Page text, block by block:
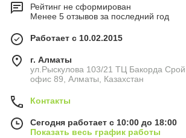
Рейтинг не сформирован
Менее 5 отзывов за последний год
Работает с 10.02.2015
г. Алматы
ул.Рыскулова 103/21 ТЦ Бакорда
офис 89, Алматы, Казахстан
Контакты
Сегодня работает с 10:00 до 18:00
Показать весь график работы